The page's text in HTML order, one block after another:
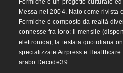
Formiche è un progetto culturale
Messa nel 2004. Nato come rivista
Formiche è composto da realtà
connesse fra loro: il mensile
elettronica), la testata quotidiana
specializzate Airpress e
arabo Decode39.